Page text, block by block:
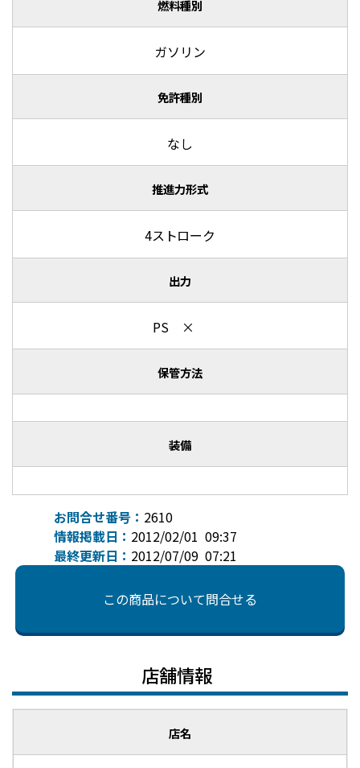
燃料種別
ガソリン
免許種別
なし
推進力形式
4ストローク
出力
PS ×
保管方法
装備
お問合せ番号： 2610
情報掲載日： 2012/02/01 09:37
最終更新日： 2012/07/09 07:21
この商品について問合せる
店舗情報
店名